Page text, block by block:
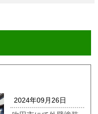
2024年09月26日